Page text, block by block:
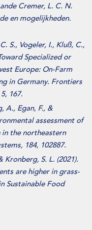
Cremer, L. C. N.
en mogelijkheden.
S., Vogeler, I., Kluß, C.,
Specialized or
Europe: On-Farm
in Germany. Frontiers
167.
A., Egan, F., &
assessment of
the northeastern
184, 102887.
Kronberg, S. L. (2021).
are higher in grass-
Sustainable Food